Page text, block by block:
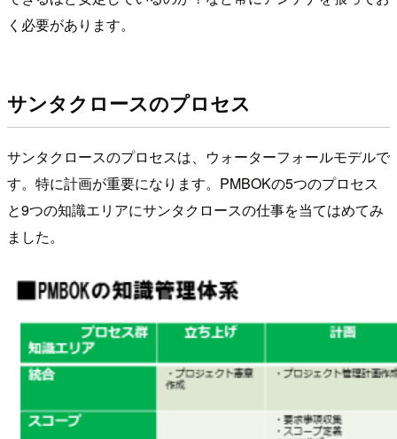
く必要があります。
サンタクロースのプロセス
サンタクロースのプロセスは、ウォーターフォールモデルで
す。特に計画が重要になります。PMBOKの5つのプロセス
と9つの知識エリアにサンタクロースの仕事を当てはめてみ
ました。